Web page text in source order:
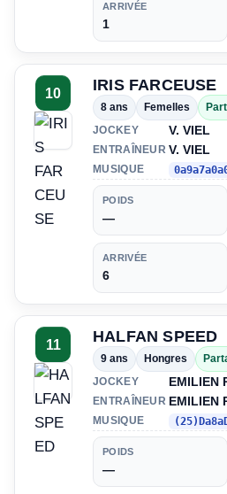
ARRIVÉE
1
10 IRIS FARCEUSE
8 ans Femelles
JOCKEY
V. VIEL
ENTRAÎNEUR V. VIEL
MUSIQUE
POIDS
—
ARRIVÉE
6
11 HALFAN SPEED
9 ans Hongres
JOCKEY
EMILIEN
ENTRAÎNEUR EMILIEN
MUSIQUE
POIDS
—